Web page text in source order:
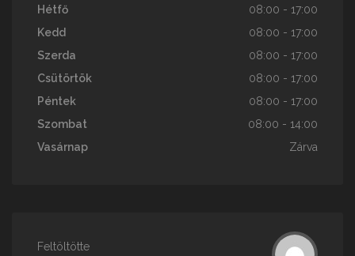
Hétfő
08:00 - 17:00
Kedd
08:00 - 17:00
Szerda
08:00 - 17:00
Csütörtök
08:00 - 17:00
Péntek
08:00 - 17:00
Szombat
08:00 - 14:00
Vasárnap
Zárva
Feltöltötte